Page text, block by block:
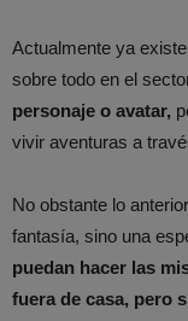
Actualmente ya
sobre todo en el
personaje o avatar,
vivir aventuras a
No obstante lo
fantasía, sino una
puedan hacer las
fuera de casa, pero